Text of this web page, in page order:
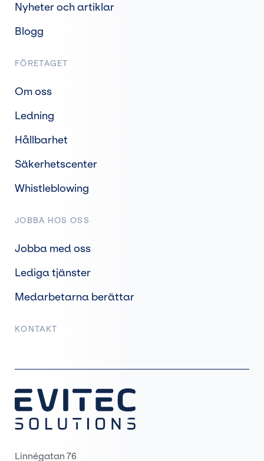
Nyheter och artiklar
Blogg
FÖRETAGET
Om oss
Ledning
Hållbarhet
Säkerhetscenter
Whistleblowing
JOBBA HOS OSS
Jobba med oss
Lediga tjänster
Medarbetarna berättar
KONTAKT
Linnégatan 76